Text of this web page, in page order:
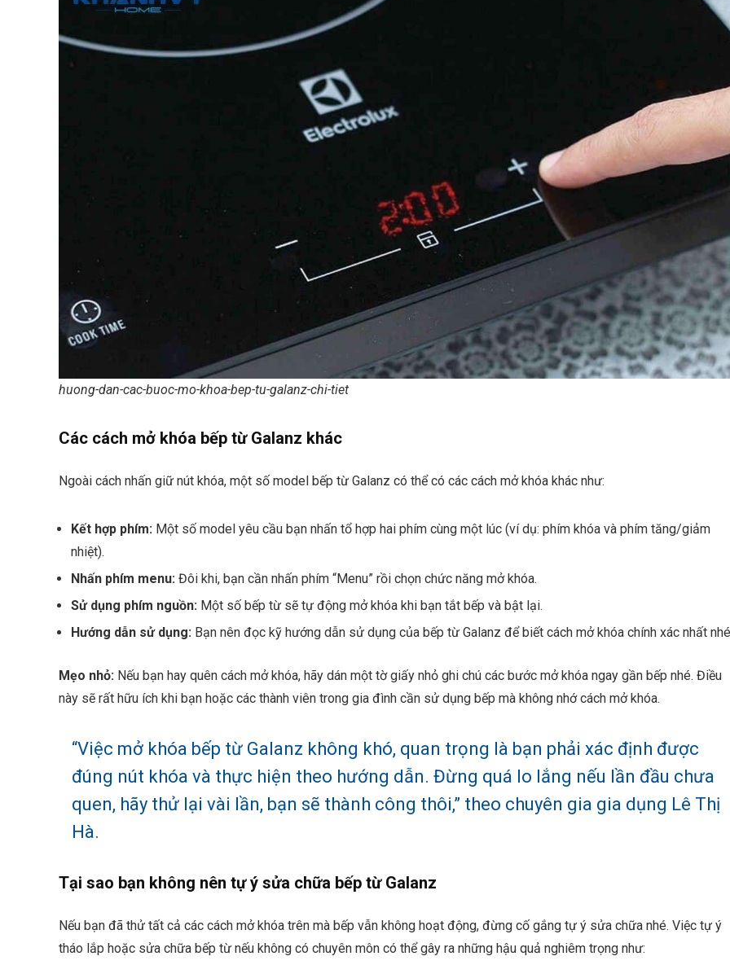
huong-dan-cac-buoc-mo-khoa-bep-tu-galanz-chi-tiet
Các cách mở khóa bếp từ Galanz khác
Ngoài cách nhấn giữ nút khóa, một số model bếp từ Galanz có thể có các cách mở khóa khác như:
Kết hợp phím: Một số model yêu cầu bạn nhấn tổ hợp hai phím cùng một lúc (ví dụ: phím khóa và phím tăng/giảm
nhiệt).
Nhấn phím menu: Đôi khi, bạn cần nhấn phím “Menu” rồi chọn chức năng mở khóa.
Sử dụng phím nguồn: Một số bếp từ sẽ tự động mở khóa khi bạn tắt bếp và bật lại.
Hướng dẫn sử dụng: Bạn nên đọc kỹ hướng dẫn sử dụng của bếp từ Galanz để biết cách mở khóa chính xác nhất
Mẹo nhỏ: Nếu bạn hay quên cách mở khóa, hãy dán một tờ giấy nhỏ ghi chú các bước mở khóa ngay gần bếp nhé. Điều
này sẽ rất hữu ích khi bạn hoặc các thành viên trong gia đình cần sử dụng bếp mà không nhớ cách mở khóa.
“Việc mở khóa bếp từ Galanz không khó, quan trọng là bạn phải xác định được
đúng nút khóa và thực hiện theo hướng dẫn. Đừng quá lo lắng nếu lần đầu chưa
quen, hãy thử lại vài lần, bạn sẽ thành công thôi,” theo chuyên gia gia dụng Lê Thị
Hà.
Tại sao bạn không nên tự ý sửa chữa bếp từ Galanz
Nếu bạn đã thử tất cả các cách mở khóa trên mà bếp vẫn không hoạt động, đừng cố gắng tự ý sửa chữa nhé. Việc tự ý
tháo lắp hoặc sửa chữa bếp từ nếu không có chuyên môn có thể gây ra những hậu quả nghiêm trọng như: